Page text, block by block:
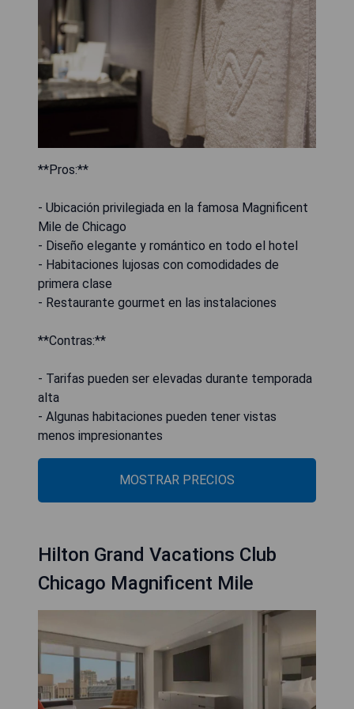
**Pros:**
- Ubicación privilegiada en la famosa Magnificent
Mile de Chicago
- Diseño elegante y romántico en todo el hotel
- Habitaciones lujosas con comodidades de
primera clase
- Restaurante gourmet en las instalaciones
**Contras:**
- Tarifas pueden ser elevadas durante temporada
alta
- Algunas habitaciones pueden tener vistas
menos impresionantes
MOSTRAR PRECIOS
Hilton Grand Vacations Club
Chicago Magnificent Mile